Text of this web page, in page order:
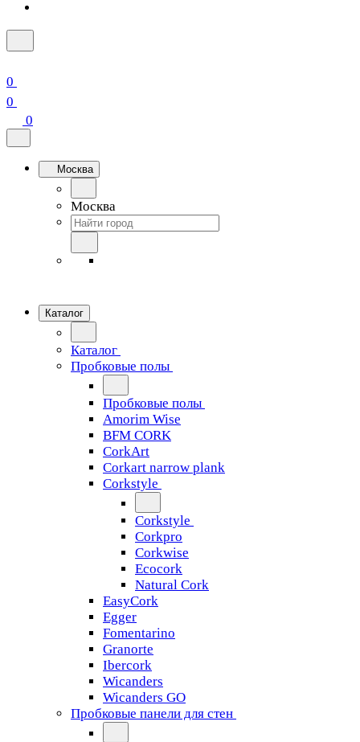
0
0
0
Москва
Москва
Каталог
Каталог
Пробковые полы
Пробковые полы
Amorim Wise
BFM CORK
CorkArt
Corkart narrow plank
Corkstyle
Corkstyle
Corkpro
Corkwise
Ecocork
Natural Cork
EasyCork
Egger
Fomentarino
Granorte
Ibercork
Wicanders
Wicanders GO
Пробковые панели для стен